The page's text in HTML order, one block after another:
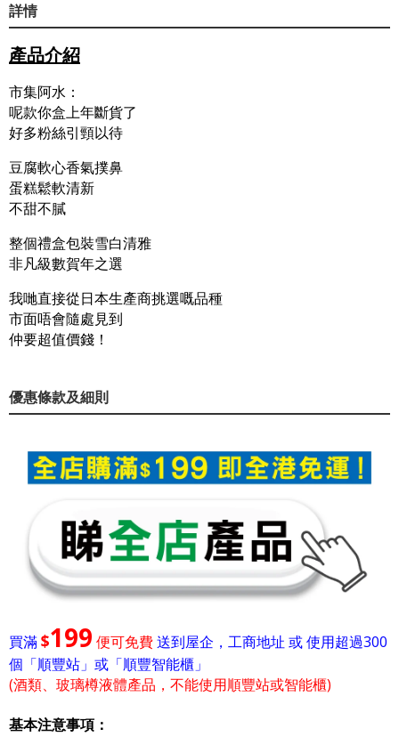
詳情
產品介紹
市集阿水：
呢款你盒上年斷貨了
好多粉絲引頸以待
豆腐軟心香氣撲鼻
蛋糕鬆軟清新
不甜不膩
整個禮盒包裝雪白清雅
非凡級數賀年之選
我哋直接從日本生產商挑選嘅品種
市面唔會隨處見到
仲要超值價錢！
優惠條款及細則
買滿$199 便可免費送到屋企，工商地址 或 使用超過300
個「順豐站」或「順豐智能櫃」
(酒類、玻璃樽液體產品，不能使用順豐站或智能櫃)
基本注意事項：